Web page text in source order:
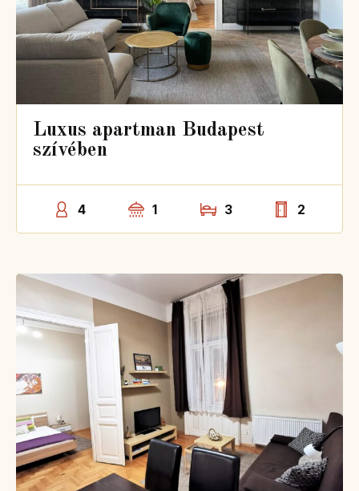
Luxus apartman Budapest
szívében
4 1 3 2